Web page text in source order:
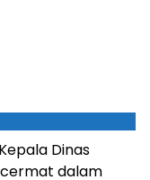
Dinas
dalam